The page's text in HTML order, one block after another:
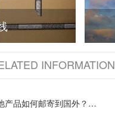
INFORMATION
产品如何邮寄到国外？…